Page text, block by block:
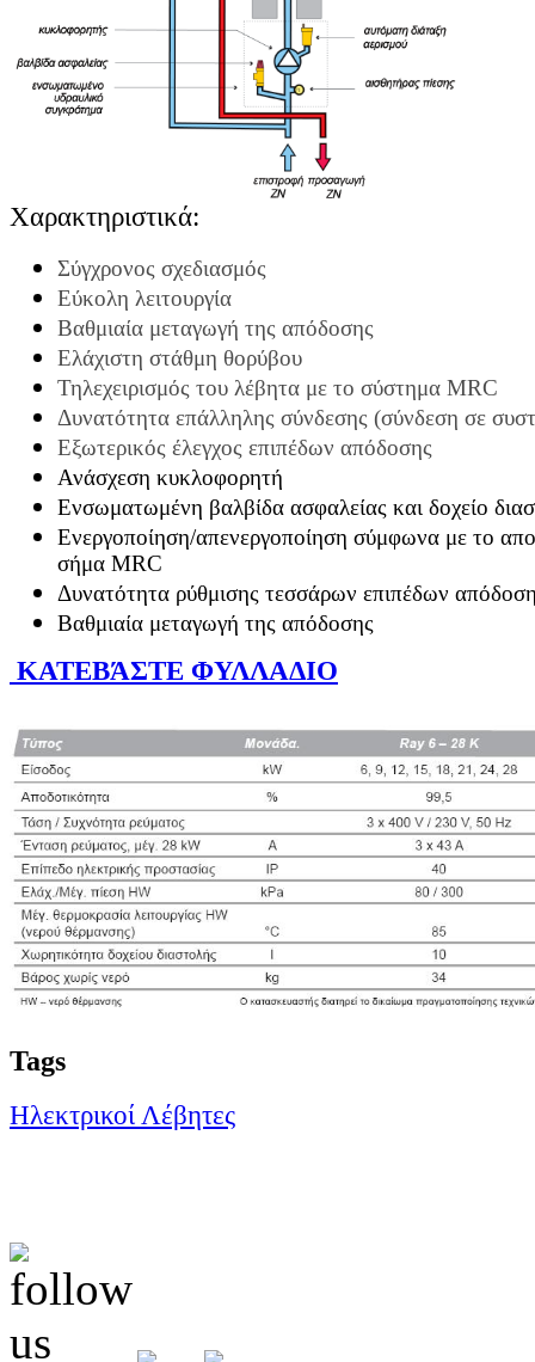
Χαρακτηριστικά:
Σύγχρονος σχεδιασμός
Εύκολη λειτουργία
Βαθμιαία μεταγωγή της απόδοσης
Ελάχιστη στάθμη θορύβου
Τηλεχειρισμός του λέβητα με το σύστημα MRC
Δυνατότητα επάλληλης σύνδεσης (σύνδεση σε
Εξωτερικός έλεγχος επιπέδων απόδοσης
Ανάσχεση κυκλοφορητή
Ενσωματωμένη βαλβίδα ασφαλείας και δοχείο
Ενεργοποίηση/απενεργοποίηση σύμφωνα με το
σήμα MRC
Δυνατότητα ρύθμισης τεσσάρων επιπέδων
Βαθμιαία μεταγωγή της απόδοσης
ΚΑΤΕΒΆΣΤΕ ΦΥΛΛΑΔΙΟ
Tags
Ηλεκτρικοί Λέβητες